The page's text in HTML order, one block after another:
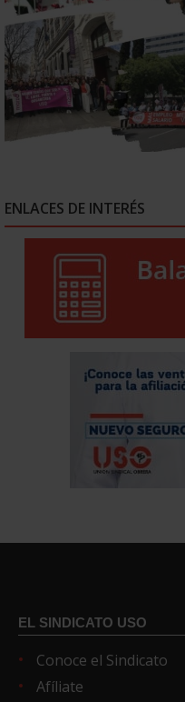
ENLACES DE INTERÉS
EL SINDICATO USO
Conoce el Sindicato
Afíliate